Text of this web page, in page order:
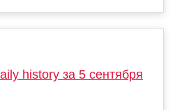
history за 5 сентября